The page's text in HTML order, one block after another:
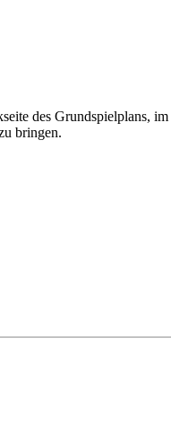
des Grundspielplans,
bringen.